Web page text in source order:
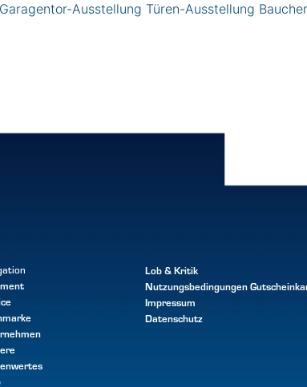
Ausstellung Türen-Ausstellung
Lob & Kritik
Nutzungsbedingungen
Impressum
Datenschutz